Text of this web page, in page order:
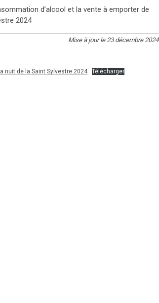
d’alcool et la vente à emporter de
2024
Mise à jour le 23 décembre 2024
nuit de la Saint Sylvestre 2024 Télécharger